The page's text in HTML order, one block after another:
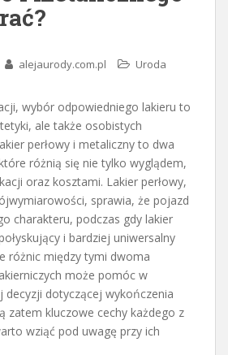
alejaurody.com.pl Uroda
wybór odpowiedniego lakieru to
ale także osobistych
perłowy i metaliczny to dwa
różnią się nie tylko wyglądem,
oraz kosztami. Lakier perłowy,
sprawia, że pojazd
charakteru, podczas gdy lakier
i bardziej uniwersalny
różnic między tymi dwoma
może pomóc w
decyzji dotyczącej wykończenia
zatem kluczowe cechy każdego z
wziąć pod uwagę przy ich